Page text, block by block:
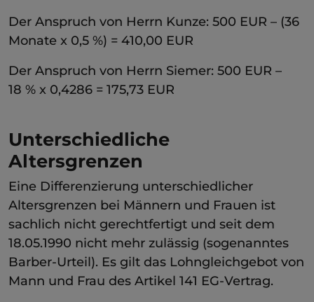
Der Anspruch von Herrn Kunze: 500 EUR – (36
Monate x 0,5 %) = 410,00 EUR
Der Anspruch von Herrn Siemer: 500 EUR –
18 % x 0,4286 = 175,73 EUR
Unterschiedliche
Altersgrenzen
Eine Differenzierung unterschiedlicher
Altersgrenzen bei Männern und Frauen ist
sachlich nicht gerechtfertigt und seit dem
18.05.1990 nicht mehr zulässig (sogenanntes
Barber-Urteil). Es gilt das Lohngleichgebot von
Mann und Frau des Artikel 141 EG-Vertrag.